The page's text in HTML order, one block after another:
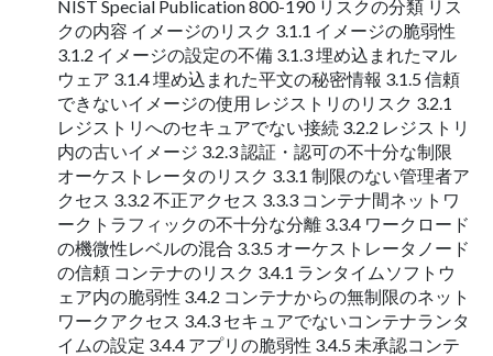
NIST Special Publication 800-190 リスクの分類 リス
クの内容 イメージのリスク 3.1.1 イメージの脆弱性
3.1.2 イメージの設定の不備 3.1.3 埋め込まれたマル
ウェア 3.1.4 埋め込まれた平文の秘密情報 3.1.5 信頼
できないイメージの使用 レジストリのリスク 3.2.1
レジストリへのセキュアでない接続 3.2.2 レジストリ
内の古いイメージ 3.2.3 認証・認可の不十分な制限
オーケストレータのリスク 3.3.1 制限のない管理者ア
クセス 3.3.2 不正アクセス 3.3.3 コンテナ間ネットワ
ークトラフィックの不十分な分離 3.3.4 ワークロード
の機微性レベルの混合 3.3.5 オーケストレータノード
の信頼 コンテナのリスク 3.4.1 ランタイムソフトウ
ェア内の脆弱性 3.4.2 コンテナからの無制限のネット
ワークアクセス 3.4.3 セキュアでないコンテナランタ
イムの設定 3.4.4 アプリの脆弱性 3.4.5 未承認コンテ